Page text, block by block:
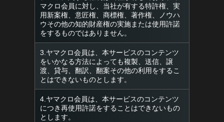
マクロ会員に対し、当社が有する特許権、実
用新案権、意匠権、商標権、著作権、ノウハ
ウその他の知的財産権の実施または使用許諾
をするものではありません。
3.ヤマクロ会員は、本サービスのコンテンツ
をいかなる方法によっても複製、送信、譲
渡、貸与、翻訳、翻案その他の利用をするこ
とはできないものとします。
4.ヤマクロ会員は、本サービスのコンテンツ
につき再使用許諾をすることはできないもの
とします。